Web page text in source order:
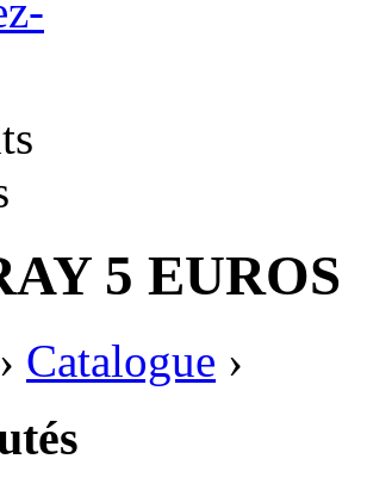
5 EUROS
› Catalogue ›